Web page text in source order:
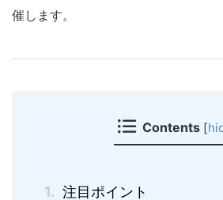
催します。
Contents [
1. 注目ポイント